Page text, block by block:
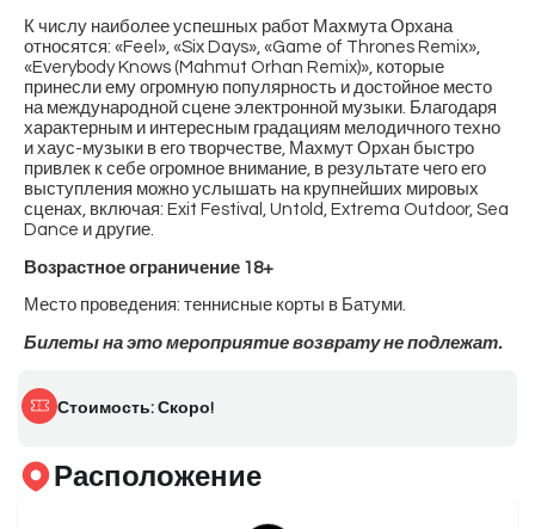
К числу наиболее успешных работ Махмута Орхана
относятся: «Feel», «Six Days», «Game of Thrones Remix»,
«Everybody Knows (Mahmut Orhan Remix)», которые
принесли ему огромную популярность и достойное место
на международной сцене электронной музыки. Благодаря
характерным и интересным градациям мелодичного техно
и хаус-музыки в его творчестве, Махмут Орхан быстро
привлек к себе огромное внимание, в результате чего его
выступления можно услышать на крупнейших мировых
сценах, включая: Exit Festival, Untold, Extrema Outdoor, Sea
Dance и другие.
Возрастное ограничение 18+
Место проведения: теннисные корты в Батуми.
Билеты на это мероприятие возврату не подлежат.
Стоимость: Скоро!
Расположение